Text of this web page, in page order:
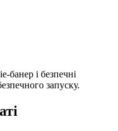
банер і безпечні
запуску.